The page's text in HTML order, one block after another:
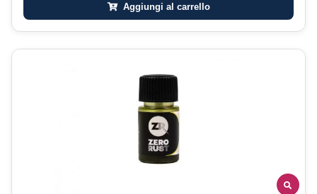
Aggiungi al carrello